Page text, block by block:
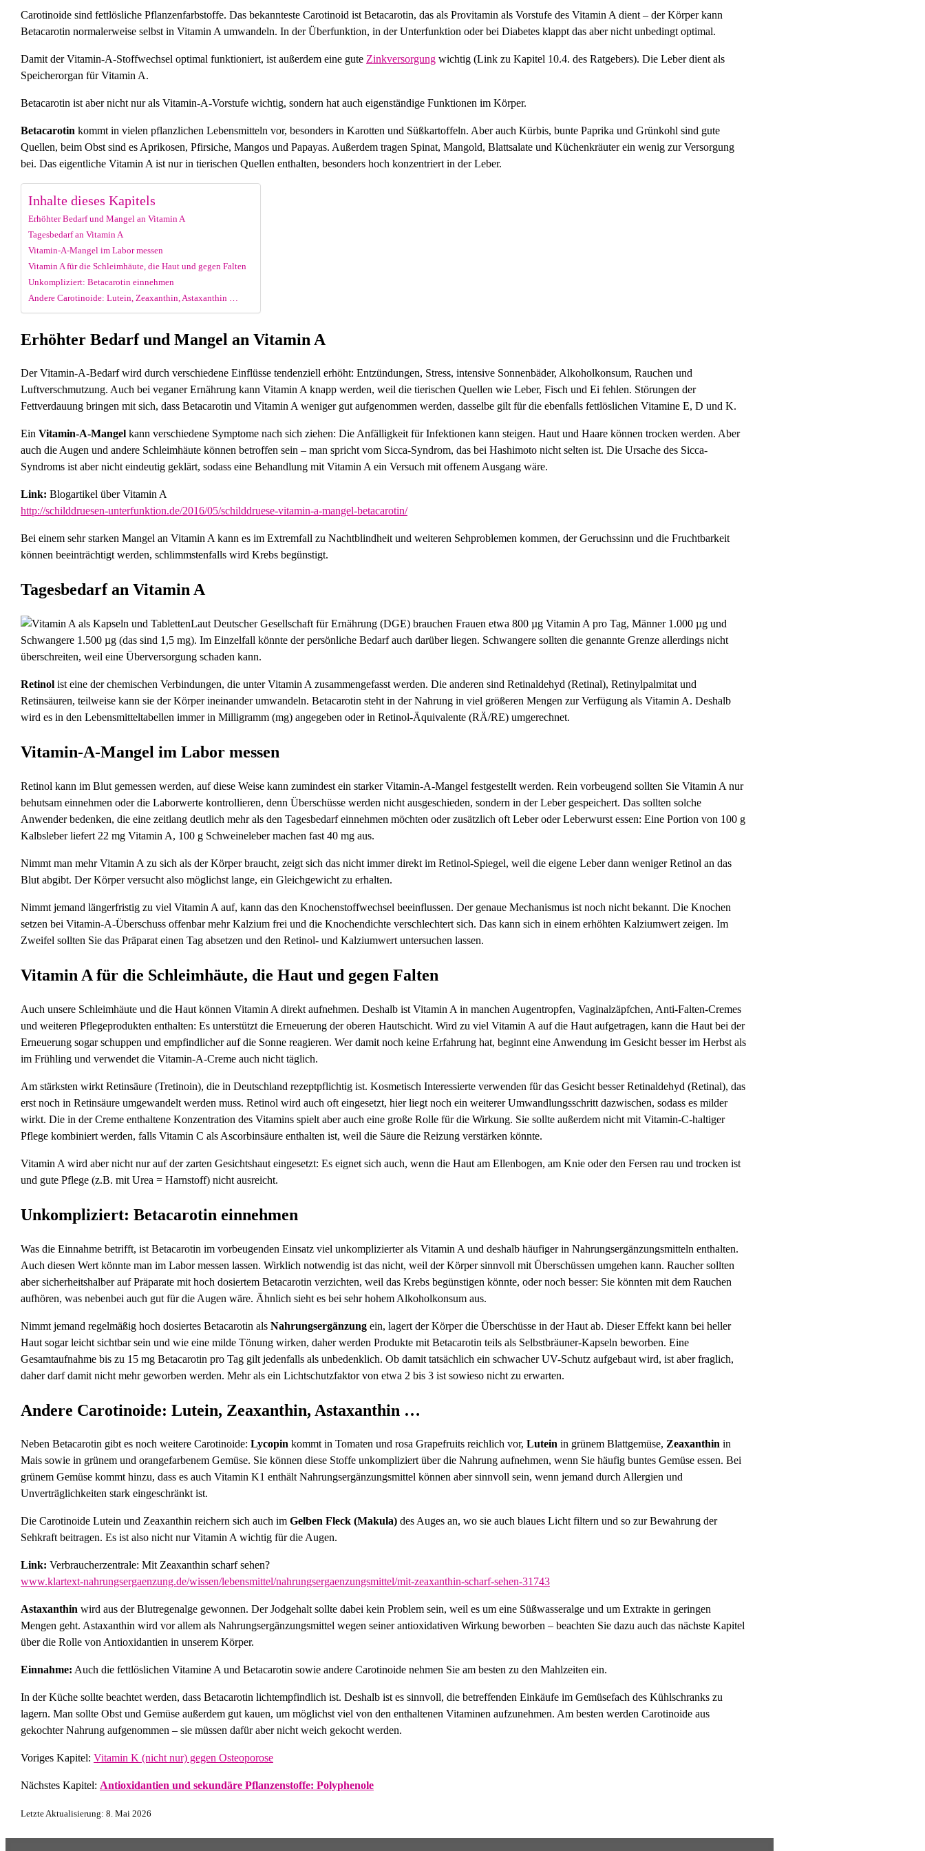
Carotinoide sind fettlösliche Pflanzenfarbstoffe. Das bekannteste Carotinoid ist Betacarotin, das als Provitamin als Vorstufe des Vitamin A dient – der Körper kann
Betacarotin normalerweise selbst in Vitamin A umwandeln. In der Überfunktion, in der Unterfunktion oder bei Diabetes klappt das aber nicht unbedingt optimal.
Damit der Vitamin-A-Stoffwechsel optimal funktioniert, ist außerdem eine gute Zinkversorgung wichtig (Link zu Kapitel 10.4. des Ratgebers). Die Leber dient als
Speicherorgan für Vitamin A.
Betacarotin ist aber nicht nur als Vitamin-A-Vorstufe wichtig, sondern hat auch eigenständige Funktionen im Körper.
Betacarotin kommt in vielen pflanzlichen Lebensmitteln vor, besonders in Karotten und Süßkartoffeln. Aber auch Kürbis, bunte Paprika und Grünkohl sind gute
Quellen, beim Obst sind es Aprikosen, Pfirsiche, Mangos und Papayas. Außerdem tragen Spinat, Mangold, Blattsalate und Küchenkräuter ein wenig zur Versorgung
bei. Das eigentliche Vitamin A ist nur in tierischen Quellen enthalten, besonders hoch konzentriert in der Leber.
Inhalte dieses Kapitels
Erhöhter Bedarf und Mangel an Vitamin A
Tagesbedarf an Vitamin A
Vitamin-A-Mangel im Labor messen
Vitamin A für die Schleimhäute, die Haut und gegen Falten
Unkompliziert: Betacarotin einnehmen
Andere Carotinoide: Lutein, Zeaxanthin, Astaxanthin …
Erhöhter Bedarf und Mangel an Vitamin A
Der Vitamin-A-Bedarf wird durch verschiedene Einflüsse tendenziell erhöht: Entzündungen, Stress, intensive Sonnenbäder, Alkoholkonsum, Rauchen und
Luftverschmutzung. Auch bei veganer Ernährung kann Vitamin A knapp werden, weil die tierischen Quellen wie Leber, Fisch und Ei fehlen. Störungen der
Fettverdauung bringen mit sich, dass Betacarotin und Vitamin A weniger gut aufgenommen werden, dasselbe gilt für die ebenfalls fettlöslichen Vitamine E, D und K.
Ein Vitamin-A-Mangel kann verschiedene Symptome nach sich ziehen: Die Anfälligkeit für Infektionen kann steigen. Haut und Haare können trocken werden. Aber
auch die Augen und andere Schleimhäute können betroffen sein – man spricht vom Sicca-Syndrom, das bei Hashimoto nicht selten ist. Die Ursache des Sicca-
Syndroms ist aber nicht eindeutig geklärt, sodass eine Behandlung mit Vitamin A ein Versuch mit offenem Ausgang wäre.
Link: Blogartikel über Vitamin A
http://schilddruesen-unterfunktion.de/2016/05/schilddruese-vitamin-a-mangel-betacarotin/
Bei einem sehr starken Mangel an Vitamin A kann es im Extremfall zu Nachtblindheit und weiteren Sehproblemen kommen, der Geruchssinn und die Fruchtbarkeit
können beeinträchtigt werden, schlimmstenfalls wird Krebs begünstigt.
Tagesbedarf an Vitamin A
Laut Deutscher Gesellschaft für Ernährung (DGE) brauchen Frauen etwa 800 µg Vitamin A pro Tag, Männer 1.000 µg und
Schwangere 1.500 µg (das sind 1,5 mg). Im Einzelfall könnte der persönliche Bedarf auch darüber liegen. Schwangere sollten die genannte Grenze allerdings nicht
überschreiten, weil eine Überversorgung schaden kann.
Retinol ist eine der chemischen Verbindungen, die unter Vitamin A zusammengefasst werden. Die anderen sind Retinaldehyd (Retinal), Retinylpalmitat und
Retinsäuren, teilweise kann sie der Körper ineinander umwandeln. Betacarotin steht in der Nahrung in viel größeren Mengen zur Verfügung als Vitamin A. Deshalb
wird es in den Lebensmitteltabellen immer in Milligramm (mg) angegeben oder in Retinol-Äquivalente (RÄ/RE) umgerechnet.
Vitamin-A-Mangel im Labor messen
Retinol kann im Blut gemessen werden, auf diese Weise kann zumindest ein starker Vitamin-A-Mangel festgestellt werden. Rein vorbeugend sollten Sie Vitamin A nur
behutsam einnehmen oder die Laborwerte kontrollieren, denn Überschüsse werden nicht ausgeschieden, sondern in der Leber gespeichert. Das sollten solche
Anwender bedenken, die eine zeitlang deutlich mehr als den Tagesbedarf einnehmen möchten oder zusätzlich oft Leber oder Leberwurst essen: Eine Portion von 100 g
Kalbsleber liefert 22 mg Vitamin A, 100 g Schweineleber machen fast 40 mg aus.
Nimmt man mehr Vitamin A zu sich als der Körper braucht, zeigt sich das nicht immer direkt im Retinol-Spiegel, weil die eigene Leber dann weniger Retinol an das
Blut abgibt. Der Körper versucht also möglichst lange, ein Gleichgewicht zu erhalten.
Nimmt jemand längerfristig zu viel Vitamin A auf, kann das den Knochenstoffwechsel beeinflussen. Der genaue Mechanismus ist noch nicht bekannt. Die Knochen
setzen bei Vitamin-A-Überschuss offenbar mehr Kalzium frei und die Knochendichte verschlechtert sich. Das kann sich in einem erhöhten Kalziumwert zeigen. Im
Zweifel sollten Sie das Präparat einen Tag absetzen und den Retinol- und Kalziumwert untersuchen lassen.
Vitamin A für die Schleimhäute, die Haut und gegen Falten
Auch unsere Schleimhäute und die Haut können Vitamin A direkt aufnehmen. Deshalb ist Vitamin A in manchen Augentropfen, Vaginalzäpfchen, Anti-Falten-Cremes
und weiteren Pflegeprodukten enthalten: Es unterstützt die Erneuerung der oberen Hautschicht. Wird zu viel Vitamin A auf die Haut aufgetragen, kann die Haut bei der
Erneuerung sogar schuppen und empfindlicher auf die Sonne reagieren. Wer damit noch keine Erfahrung hat, beginnt eine Anwendung im Gesicht besser im Herbst als
im Frühling und verwendet die Vitamin-A-Creme auch nicht täglich.
Am stärksten wirkt Retinsäure (Tretinoin), die in Deutschland rezeptpflichtig ist. Kosmetisch Interessierte verwenden für das Gesicht besser Retinaldehyd (Retinal), das
erst noch in Retinsäure umgewandelt werden muss. Retinol wird auch oft eingesetzt, hier liegt noch ein weiterer Umwandlungsschritt dazwischen, sodass es milder
wirkt. Die in der Creme enthaltene Konzentration des Vitamins spielt aber auch eine große Rolle für die Wirkung. Sie sollte außerdem nicht mit Vitamin-C-haltiger
Pflege kombiniert werden, falls Vitamin C als Ascorbinsäure enthalten ist, weil die Säure die Reizung verstärken könnte.
Vitamin A wird aber nicht nur auf der zarten Gesichtshaut eingesetzt: Es eignet sich auch, wenn die Haut am Ellenbogen, am Knie oder den Fersen rau und trocken ist
und gute Pflege (z.B. mit Urea = Harnstoff) nicht ausreicht.
Unkompliziert: Betacarotin einnehmen
Was die Einnahme betrifft, ist Betacarotin im vorbeugenden Einsatz viel unkomplizierter als Vitamin A und deshalb häufiger in Nahrungsergänzungsmitteln enthalten.
Auch diesen Wert könnte man im Labor messen lassen. Wirklich notwendig ist das nicht, weil der Körper sinnvoll mit Überschüssen umgehen kann. Raucher sollten
aber sicherheitshalber auf Präparate mit hoch dosiertem Betacarotin verzichten, weil das Krebs begünstigen könnte, oder noch besser: Sie könnten mit dem Rauchen
aufhören, was nebenbei auch gut für die Augen wäre. Ähnlich sieht es bei sehr hohem Alkoholkonsum aus.
Nimmt jemand regelmäßig hoch dosiertes Betacarotin als Nahrungsergänzung ein, lagert der Körper die Überschüsse in der Haut ab. Dieser Effekt kann bei heller
Haut sogar leicht sichtbar sein und wie eine milde Tönung wirken, daher werden Produkte mit Betacarotin teils als Selbstbräuner-Kapseln beworben. Eine
Gesamtaufnahme bis zu 15 mg Betacarotin pro Tag gilt jedenfalls als unbedenklich. Ob damit tatsächlich ein schwacher UV-Schutz aufgebaut wird, ist aber fraglich,
daher darf damit nicht mehr geworben werden. Mehr als ein Lichtschutzfaktor von etwa 2 bis 3 ist sowieso nicht zu erwarten.
Andere Carotinoide: Lutein, Zeaxanthin, Astaxanthin …
Neben Betacarotin gibt es noch weitere Carotinoide: Lycopin kommt in Tomaten und rosa Grapefruits reichlich vor, Lutein in grünem Blattgemüse, Zeaxanthin in
Mais sowie in grünem und orangefarbenem Gemüse. Sie können diese Stoffe unkompliziert über die Nahrung aufnehmen, wenn Sie häufig buntes Gemüse essen. Bei
grünem Gemüse kommt hinzu, dass es auch Vitamin K1 enthält Nahrungsergänzungsmittel können aber sinnvoll sein, wenn jemand durch Allergien und
Unverträglichkeiten stark eingeschränkt ist.
Die Carotinoide Lutein und Zeaxanthin reichern sich auch im Gelben Fleck (Makula) des Auges an, wo sie auch blaues Licht filtern und so zur Bewahrung der
Sehkraft beitragen. Es ist also nicht nur Vitamin A wichtig für die Augen.
Link: Verbraucherzentrale: Mit Zeaxanthin scharf sehen?
www.klartext-nahrungsergaenzung.de/wissen/lebensmittel/nahrungsergaenzungsmittel/mit-zeaxanthin-scharf-sehen-31743
Astaxanthin wird aus der Blutregenalge gewonnen. Der Jodgehalt sollte dabei kein Problem sein, weil es um eine Süßwasseralge und um Extrakte in geringen
Mengen geht. Astaxanthin wird vor allem als Nahrungsergänzungsmittel wegen seiner antioxidativen Wirkung beworben – beachten Sie dazu auch das nächste Kapitel
über die Rolle von Antioxidantien in unserem Körper.
Einnahme: Auch die fettlöslichen Vitamine A und Betacarotin sowie andere Carotinoide nehmen Sie am besten zu den Mahlzeiten ein.
In der Küche sollte beachtet werden, dass Betacarotin lichtempfindlich ist. Deshalb ist es sinnvoll, die betreffenden Einkäufe im Gemüsefach des Kühlschranks zu
lagern. Man sollte Obst und Gemüse außerdem gut kauen, um möglichst viel von den enthaltenen Vitaminen aufzunehmen. Am besten werden Carotinoide aus
gekochter Nahrung aufgenommen – sie müssen dafür aber nicht weich gekocht werden.
Voriges Kapitel: Vitamin K (nicht nur) gegen Osteoporose
Nächstes Kapitel: Antioxidantien und sekundäre Pflanzenstoffe: Polyphenole
Letzte Aktualisierung: 8. Mai 2026